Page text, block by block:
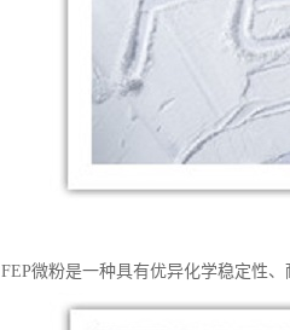
FEP微粉是一种具有优异化学稳定性